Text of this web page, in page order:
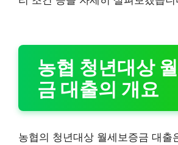
농협 청년대상
금 대출의 개요
농협의 청년대상 월세보증금 대출